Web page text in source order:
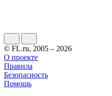
© FL.ru, 2005 – 2026
О проекте
Правила
Безопасность
Помощь